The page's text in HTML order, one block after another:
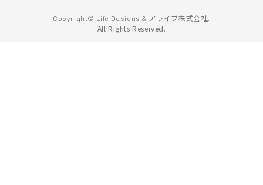
Copyright© Life Designs & アライブ株式会社.
All Rights Reserved.